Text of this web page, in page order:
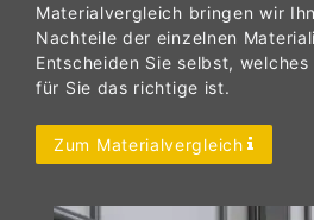
Materialvergleich bringen wir
Nachteile der einzelnen
Entscheiden Sie selbst,
für Sie das richtige ist.
Zum Materialvergleich